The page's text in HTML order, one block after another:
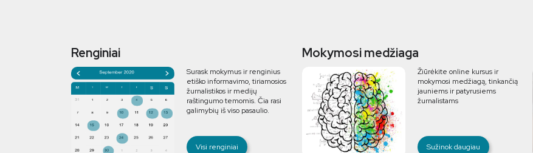
Renginiai
Surask mokymus ir renginius
etiško informavimo, tiriamosios
žurnalistikos ir medijų
raštingumo temomis. Čia rasi
galimybių iš viso pasaulio.
Visi renginiai
Mokymosi medžiaga
Žiūrėkite online kursus ir
mokymosi medžiagą, tinkančią
jauniems ir patyrusiems
žurnalistams
Sužinok daugiau